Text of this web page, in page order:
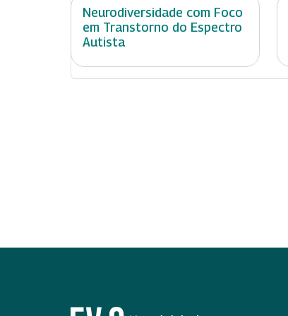
Neurodiversidade com Foco
em Transtorno do Espectro
Autista